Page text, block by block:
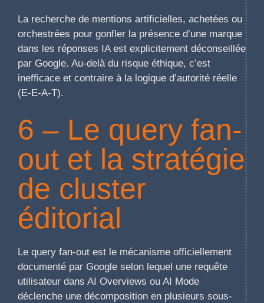
La recherche de mentions artificielles, achetées ou
orchestrées pour gonfler la présence d’une marque
dans les réponses IA est explicitement déconseillée
par Google. Au-delà du risque éthique, c’est
inefficace et contraire à la logique d’autorité réelle
(E-E-A-T).
6 – Le query fan-
out et la stratégie
de cluster
éditorial
Le query fan-out est le mécanisme officiellement
documenté par Google selon lequel une requête
utilisateur dans AI Overviews ou AI Mode
déclenche une décomposition en plusieurs sous-